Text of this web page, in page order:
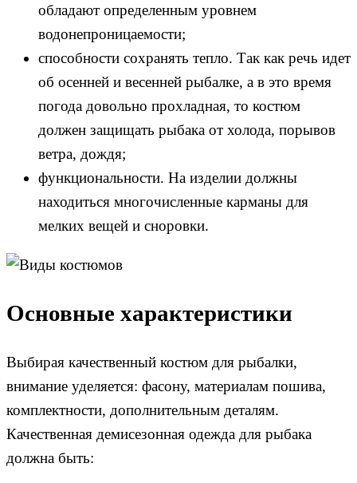
обладают определенным уровнем
водонепроницаемости;
способности сохранять тепло. Так как речь идет
об осенней и весенней рыбалке, а в это время
погода довольно прохладная, то костюм
должен защищать рыбака от холода, порывов
ветра, дождя;
функциональности. На изделии должны
находиться многочисленные карманы для
мелких вещей и сноровки.
Основные характеристики
Выбирая качественный костюм для рыбалки,
внимание уделяется: фасону, материалам пошива,
комплектности, дополнительным деталям.
Качественная демисезонная одежда для рыбака
должна быть: